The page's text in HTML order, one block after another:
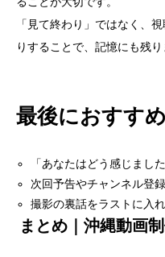
「見て終わり」ではなく、
りすることで、記憶にも残り
最後におすす
「あなたはどう感じまし
次回予告やチャンネル登
撮影の裏話をラストに入
まとめ｜沖縄動画